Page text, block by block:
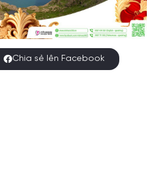
Chia sẻ lên Facebook